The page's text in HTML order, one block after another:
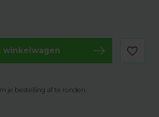
winkelwagen
je bestelling af te ronden.